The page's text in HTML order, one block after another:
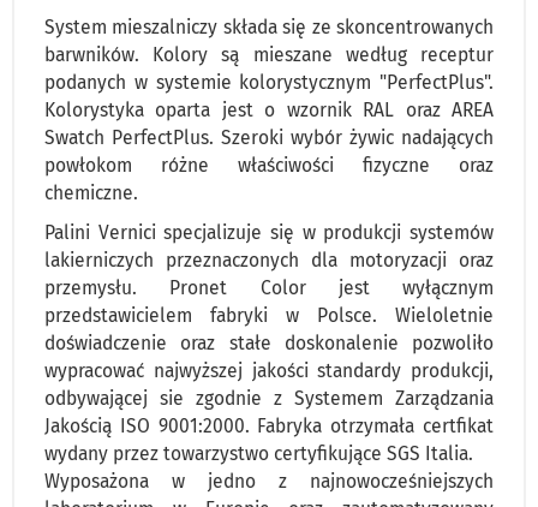
System mieszalniczy składa się ze skoncentrowanych
barwników. Kolory są mieszane według receptur
podanych w systemie kolorystycznym "PerfectPlus".
Kolorystyka oparta jest o wzornik RAL oraz AREA
Swatch PerfectPlus. Szeroki wybór żywic nadających
powłokom różne właściwości fizyczne oraz
chemiczne.
Palini Vernici specjalizuje się w produkcji systemów
lakierniczych przeznaczonych dla motoryzacji oraz
przemysłu. Pronet Color jest wyłącznym
przedstawicielem fabryki w Polsce. Wieloletnie
doświadczenie oraz stałe doskonalenie pozwoliło
wypracować najwyższej jakości standardy produkcji,
odbywającej sie zgodnie z Systemem Zarządzania
Jakością ISO 9001:2000. Fabryka otrzymała certfikat
wydany przez towarzystwo certyfikujące SGS Italia.
Wyposażona w jedno z najnowocześniejszych